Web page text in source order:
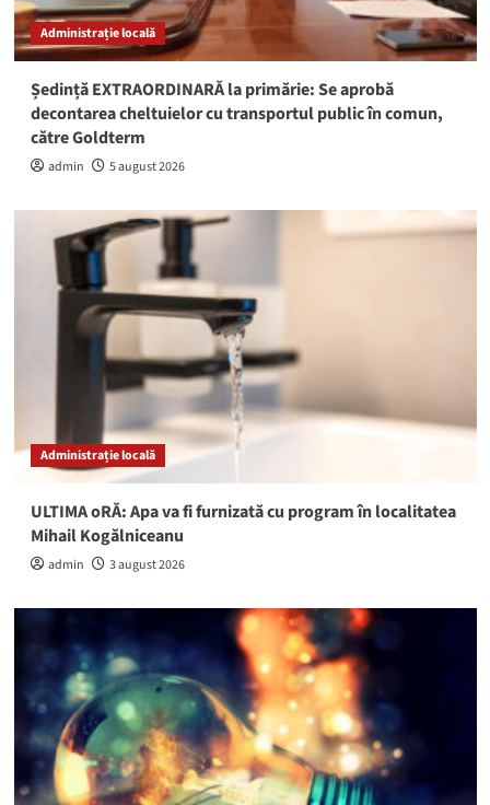
Administrație locală
Ședință EXTRAORDINARĂ la primărie: Se aprobă
decontarea cheltuielor cu transportul public în comun,
către Goldterm
admin 5 august 2026
Administrație locală
ULTIMA oRĂ: Apa va fi furnizată cu program în localitatea
Mihail Kogălniceanu
admin 3 august 2026